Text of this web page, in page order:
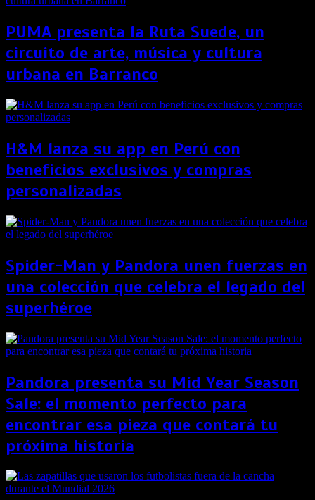
PUMA presenta la Ruta Suede, un
circuito de arte, música y cultura
urbana en Barranco
H&M lanza su app en Perú con
beneficios exclusivos y compras
personalizadas
Spider-Man y Pandora unen fuerzas en
una colección que celebra el legado del
superhéroe
Pandora presenta su Mid Year Season
Sale: el momento perfecto para
encontrar esa pieza que contará tu
próxima historia